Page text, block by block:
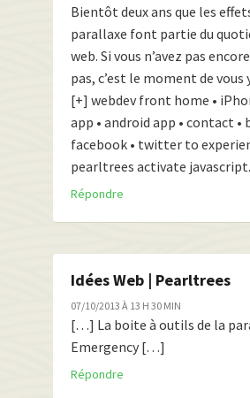
Bientôt deux ans que les
parallaxe font partie du
web. Si vous n’avez pas
pas, c’est le moment de
[+] webdev front home •
app • android app • contact •
facebook • twitter to
pearltrees activate
Répondre
Idées Web | Pearltrees
07/10/2013 À 13 H 30 MIN
[…] La boite à outils de la
Emergency […]
Répondre